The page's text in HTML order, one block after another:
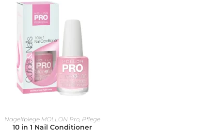
IN DEN WARENKORB
Nagelfplege MOLLON Pro, Pflege
10 in 1 Nail Conditioner